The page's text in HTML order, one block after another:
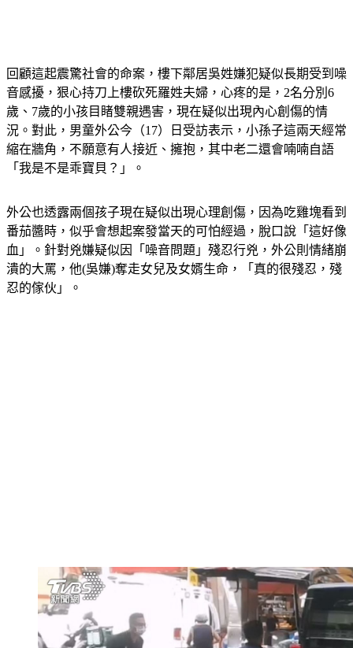
回顧這起震驚社會的命案，樓下鄰居吳姓嫌犯疑似長期受到噪
音感擾，狠心持刀上樓砍死羅姓夫婦，心疼的是，2名分別6
歲、7歲的小孩目睹雙親遇害，現在疑似出現內心創傷的情
況。對此，男童外公今（17）日受訪表示，小孫子這兩天經常
縮在牆角，不願意有人接近、擁抱，其中老二還會喃喃自語
外公也透露兩個孩子現在疑似出現心理創傷，因為吃雞塊看到
番茄醬時，似乎會想起案發當天的可怕經過，脫口說「這好像
血」。針對兇嫌疑似因「噪音問題」殘忍行兇，外公則情緒崩
潰的大罵，他(吳嫌)奪走女兒及女婿生命，「真的很殘忍，殘